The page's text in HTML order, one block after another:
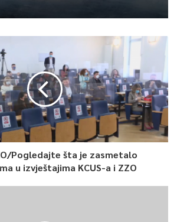
0
Article Rating
Pogledajte šta je zasmetalo
u izvještajima KCUS-a i ZZO